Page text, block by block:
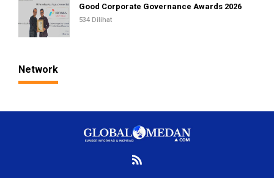
Good Corporate Governance Awards 2026
534 Dilihat
Network